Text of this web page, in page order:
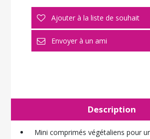
Description
Mini comprimés végétaliens pour